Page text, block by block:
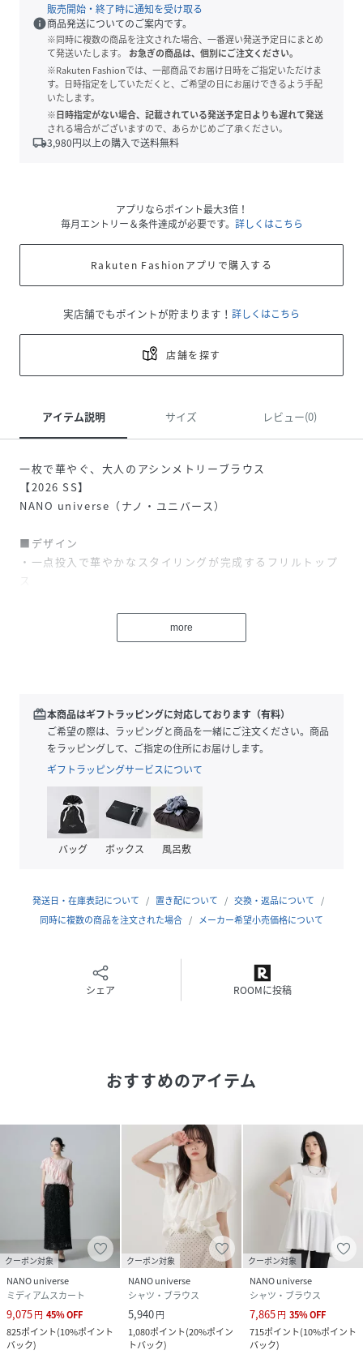
販売開始・終了時に通知を受け取る
info商品発送についてのご案内です。
※同時に複数の商品を注文された場合、一番遅い発送予定日にまとめ
て発送いたします。
お急ぎの商品は、個別にご注文ください。
※Rakuten Fashionでは、一部商品でお届け日時をご指定いただけま
す。日時指定をしていただくと、ご希望の日にお届けできるよう手配
いたします。
※日時指定がない場合、記載されている発送予定日よりも遅れて発送
される場合がございますので、あらかじめご了承ください。
local_shipping3,980円以上の購入で送料無料
アプリならポイント最大3倍！
毎月エントリー＆条件達成が必要です。 詳しくはこちら
Rakuten Fashionアプリで購入する
実店舗でもポイントが貯まります！ 詳しくはこちら
店舗を探す
アイテム説明 サイズ レビュー(0)
一枚で華やぐ、大人のアシンメトリーブラウス
【2026 SS】
NANO universe（ナノ・ユニバース）
■デザイン
・一点投入で華やかなスタイリングが完成するフリルトップ
ス
・甘くなりすぎず大人っぽく取り入れるバランス◎
・ナチュラルに肩回りをカバーしてくれる浅めのフレンチス
・柔らかくて軽いシアーオーガンジーを使用したフリル
・ほんのり透け感があり、空気を含むようなふわっとした質
感が魅力
・ボディ部分は、フィブリル加工によるなめらかな風合いが
特徴のモダール素材を使用
・とろみのある落ち感で、カジュアルすぎず上品に見えるの
がポイント
・肌あたりも優しく、着心地の良さも兼ね備えた一着
■コーディネート
・シンプルなボトムと合わせるだけで、コーディネートの主
・ジャガード素材のIラインスカートと合わせて、素材の表情
を活かしたスタイリングも素敵
洗ってください。色物（特に濃色）と白物・淡色物は分けて
用してください。素材の特徴上、直射日光や蛍光灯の長時間
の照射により、色あせすることがあります。濃色品が着用中
の摩擦や雨・汗等で他のものに色移りすることがあります。
また、強くこすられたり、濡れた状態でこすられると、白っ
ぽくなることがあります。極度な力が加わると縫い目が開い
たり、目寄れ（糸がずれて生地の目が開く）する性質を持っ
ています。雨や汗など水に濡れることにより、光沢がなくな
ったり、シミになることがあります。ご着用の際は、摩擦や
引っかけにご注意ください。繰り返しの摩擦作用により、毛
羽立ちや、毛玉が発生することがあります。
(ブラックのみ補足)この素材は摩擦（特に湿った状態での摩
擦）や、汗や雨などで濡れた時は他の衣料や下着に色が移る
more
redeem本商品はギフトラッピングに対応しております（有料）
ご希望の際は、ラッピングと商品を一緒にご注文ください。商品
をラッピングして、ご指定の住所にお届けします。
ギフトラッピングサービスについて
バッグ ボックス 風呂敷
発送日・在庫表記について 置き配について
交換・返品について
同時に複数の商品を注文された場合
メーカー希望小売価格について
シェア ROOMに投稿
おすすめのアイテム
クーポン対象
NANO universe
ミディアムスカート
9,075円 45%OFF
825ポイント(10%ポイント
バック)
クーポン対象
NANO universe
シャツ・ブラウス
5,940円
1,080ポイント(20%ポイン
トバック)
クーポン対象
NANO universe
シャツ・ブラウス
7,865円 35%OFF
715ポイント(10%ポイント
バック)